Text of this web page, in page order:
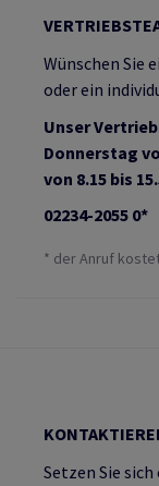
Wünschen Sie
oder ein
Unser
Donnerstag
von 8.15 bis
02234-2055 0*
* der Anruf
Setzen Sie